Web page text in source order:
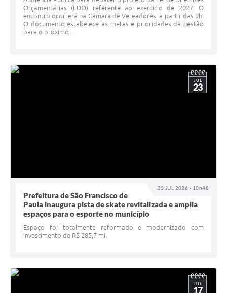
Orçamentárias (LDO) referente ao exercício de 2027. O
encontro ocorrerá na Câmara de Vereadores, a partir das 9h.
O documento estabelece as metas e prioridades da gestão
para o próximo...
23 JUL 2026 - 10h48
JUL
23
Prefeitura de São Francisco de
Paula inaugura pista de skate revitalizada e amplia
espaços para o esporte no município
Espaço foi totalmente reformado e modernizado com
investimento de R$ 285,7 mil
JUL
17